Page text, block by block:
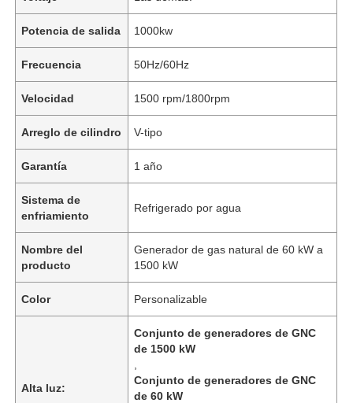
Potencia de salida 1000kw
Frecuencia 50Hz/60Hz
Velocidad 1500 rpm/1800rpm
Arreglo de cilindro V-tipo
Garantía 1 año
Sistema de
enfriamiento
Refrigerado por agua
Nombre del
producto
Generador de gas natural de 60 kW a
1500 kW
Color Personalizable
Alta luz:
Conjunto de generadores de GNC
de 1500 kW
Conjunto de generadores de GNC
de 60 kW